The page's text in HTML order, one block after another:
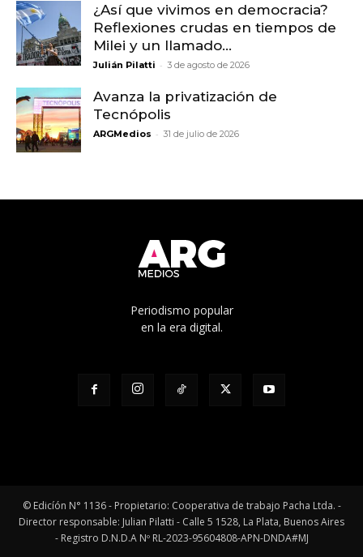
¿Así que vivimos en democracia?
Reflexiones crudas en tiempos de
Milei y un llamado...
Julián Pilatti - 3 de agosto de 2026
Avanza la privatización de
Tecnópolis
ARGMedios - 31 de julio de 2026
Periodismo popular
en la era digital.
© Edicíón N° 1136 - Propietario: Cooperativa de trabajo Pacha Ltda. -
Director responsable: Julian Pilatti - Calle 5 1528, La Plata, Buenos Aires
- Registro D.N.D.A Nº RL-2023-95604808-APN-DNDA#MJ